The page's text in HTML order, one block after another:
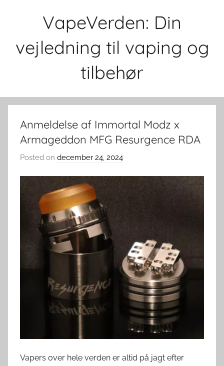
VapeVerden: Din
vejledning til vaping og
tilbehør
Anmeldelse af Immortal Modz x
Armageddon MFG Resurgence RDA
Posted on december 24, 2024
v
a
p
e
v
r
d
e
Vapers over hele verden er altid på jagt efter